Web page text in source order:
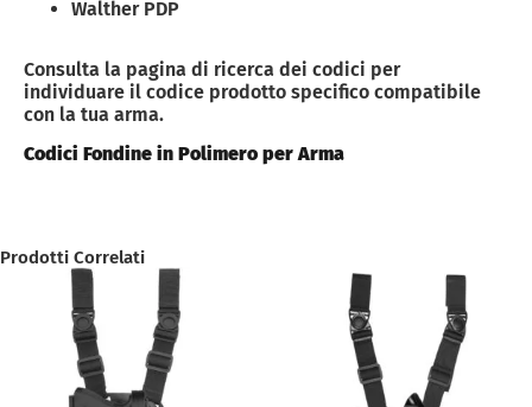
Walther PDP
Consulta la pagina di ricerca dei codici per
individuare il codice prodotto specifico compatibile
con la tua arma.
Codici Fondine in Polimero per Arma
Prodotti Correlati